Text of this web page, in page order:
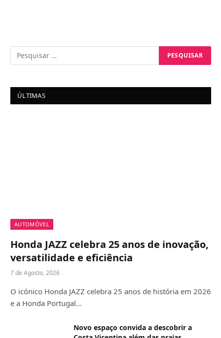
ÚLTIMAS
AUTOMÓVEL
Honda JAZZ celebra 25 anos de inovação,
versatilidade e eficiência
7 de Agosto, 2026
O icónico Honda JAZZ celebra 25 anos de história em 2026
e a Honda Portugal…
Novo espaço convida a descobrir a